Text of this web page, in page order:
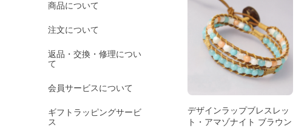
商品について
注文について
返品・交換・修理につい
て
会員サービスについて
ギフトラッピングサービ
ス
デザインラップブレスレッ
ト・アマゾナイト ブラウン